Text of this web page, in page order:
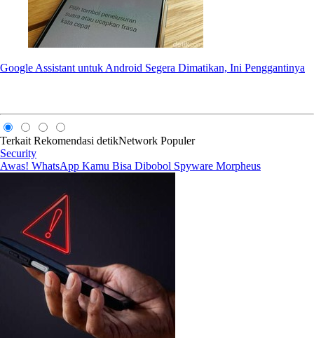
Google Assistant untuk Android Segera Dimatikan, Ini Penggantinya
Terkait Rekomendasi detikNetwork Populer
Security
Awas! WhatsApp Kamu Bisa Dibobol Spyware Morpheus